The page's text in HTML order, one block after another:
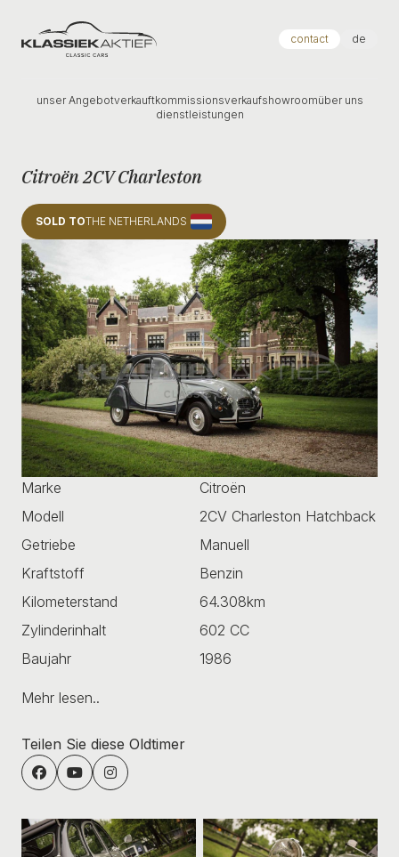
Klassiek Aktief contact de
unser Angebotverkauftkommissionsverkaufshowroomüber uns
dienstleistungen
Citroën 2CV Charleston
SOLD TOTHE NETHERLANDS
Marke
Citroën
Modell
2CV Charleston Hatchback
Getriebe
Manuell
Kraftstoff
Benzin
Kilometerstand
64.308km
Zylinderinhalt
602 CC
Baujahr
1986
Mehr lesen..
Teilen Sie diese Oldtimer